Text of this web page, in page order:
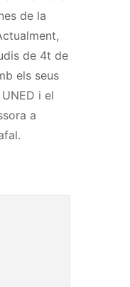
de la
de 4t de
els seus
i el
a